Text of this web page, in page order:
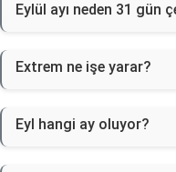
Eylül ayı neden 31 gün
Extrem ne işe yarar?
Eyl hangi ay oluyor?